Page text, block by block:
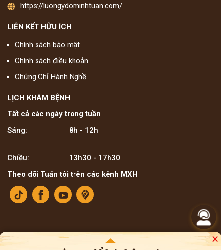
×
https://luongydominhtuan.com/
LIÊN KẾT HỮU ÍCH
Chính sách bảo mật
Chính sách điều khoản
Chứng Chỉ Hành Nghề
LỊCH KHÁM BỆNH
Tất cả các ngày trong tuần
Sáng:
8h - 12h
Chiều:
13h30 - 17h30
Theo dõi Tuấn tôi trên các kênh MXH
Bản quyền ©2025 Lương y Đỗ Minh Tuấn